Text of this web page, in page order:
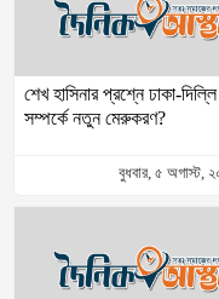
শেখ হাসিনার প্রশ্নে ঢাকা-দিল্লি
সম্পর্কে নতুন মেরুকরণ?
বুধবার, ৫ অগাস্ট,